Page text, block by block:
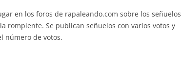
en los foros de rapaleando.com sobre los señuelos
rompiente. Se publican señuelos con varios votos y
número de votos.